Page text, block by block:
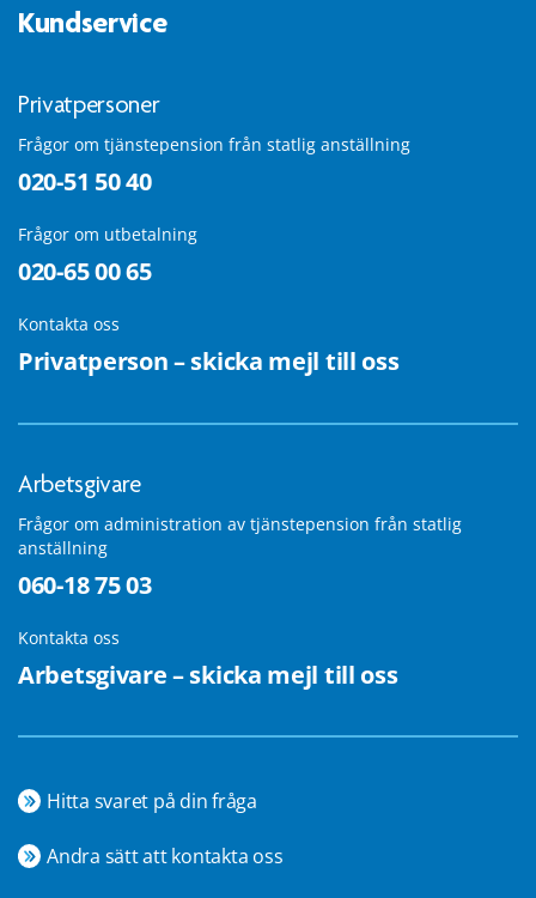
Kundservice
Privatpersoner
Frågor om tjänstepension från statlig anställning
020-51 50 40
Frågor om utbetalning
020-65 00 65
Kontakta oss
Privatperson – skicka mejl till oss
Arbetsgivare
Frågor om administration av tjänstepension från statlig
anställning
060-18 75 03
Kontakta oss
Arbetsgivare – skicka mejl till oss
Hitta svaret på din fråga
Andra sätt att kontakta oss